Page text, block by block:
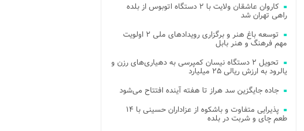
کاروان عاشقان ولایت با ۲ دستگاه اتوبوس از بلده
راهی تهران شد
توسعه باغ هنر و برگزاری رویدادهای ملی ۲ اولویت
مهم فرهنگ و هنر بابل
تحویل ۲ دستگاه نیسان کمپرسی به دهیاری‌های رزن و
یالرود به ارزش ریالی ۲۵ میلیارد
جاده جایگزین سد هراز تا هفته آینده افتتاح می‌شود
پذیرایی متفاوت و باشکوه از عزاداران حسینی با ۱۴
طعم چای و شربت در بلده